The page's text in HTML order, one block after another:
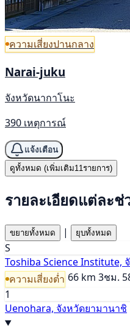
ความเสี่ยงปานกลาง
Narai-juku
จังหวัดนากาโนะ
390 เหตุการณ์
แจ้งเตือน
ดูทั้งหมด (เพิ่มเติม11รายการ)
รายละเอียดแต่ละช่
ขยายทั้งหมด | ยุบทั้งหมด
S
Toshiba Science Institute,
ความเสี่ยงต่ำ 66 km 3ชม.
1
Uenohara, จังหวัดยามานาชิ